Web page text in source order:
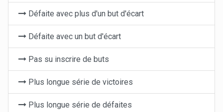
Défaite avec plus d'un but d'écart
Défaite avec un but d'écart
Pas su inscrire de buts
Plus longue série de victoires
Plus longue série de défaites